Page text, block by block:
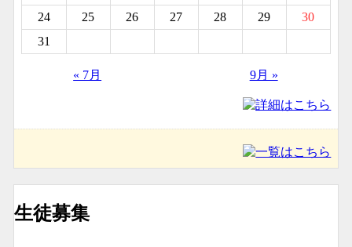
24
25 26 27 28 29
30
31
« 7月 9月 »
生徒募集